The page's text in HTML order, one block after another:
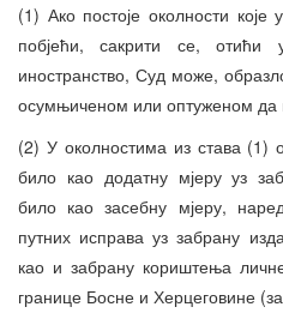
(1) Ако постоје околности које
побјећи, сакрити се,
иностранство, Суд може,
осумњиченом или оптуженом да
(2) У околностима из става (1)
било као додатну мјеру уз
било као засебну мјеру,
путних исправа уз забрану
као и забрану кориштења
границе Босне и Херцеговине